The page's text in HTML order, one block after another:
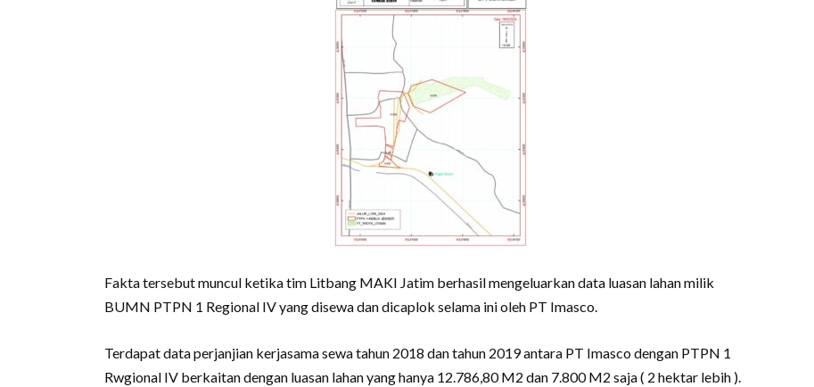
Fakta tersebut muncul ketika tim Litbang MAKI Jatim berhasil mengeluarkan data luasan lahan milik
BUMN PTPN 1 Regional IV yang disewa dan dicaplok selama ini oleh PT Imasco.
Terdapat data perjanjian kerjasama sewa tahun 2018 dan tahun 2019 antara PT Imasco dengan PTPN 1
Rwgional IV berkaitan dengan luasan lahan yang hanya 12.786,80 M2 dan 7.800 M2 saja ( 2 hektar lebih ).